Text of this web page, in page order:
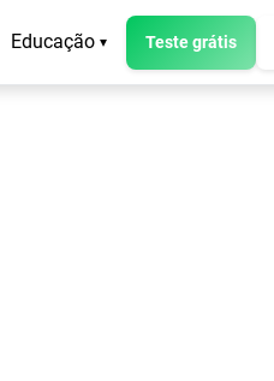
Educação ▾ Teste grátis